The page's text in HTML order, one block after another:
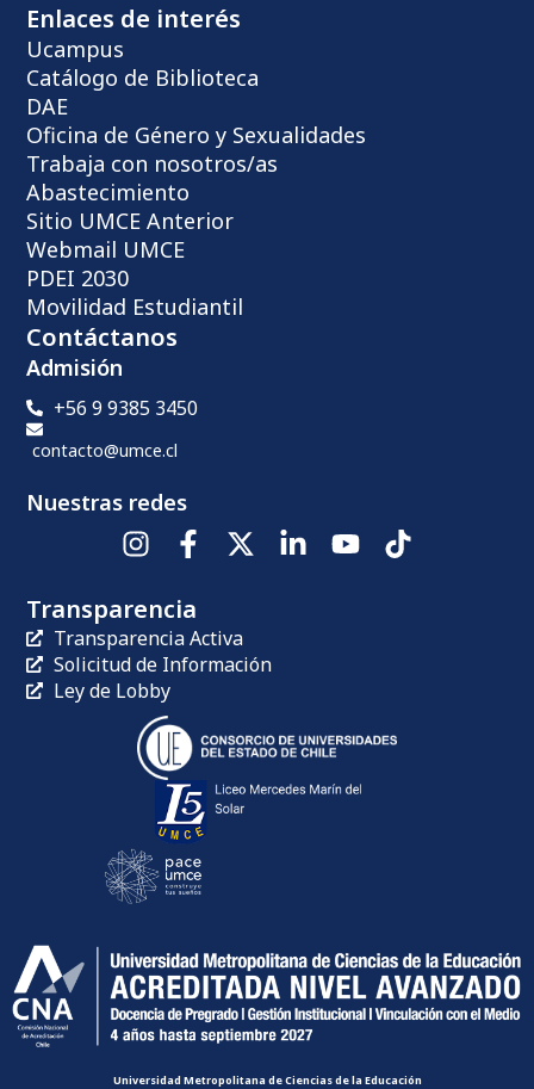
Enlaces de interés
Ucampus
Catálogo de Biblioteca
DAE
Oficina de Género y Sexualidades
Trabaja con nosotros/as
Abastecimiento
Sitio UMCE Anterior
Webmail UMCE
PDEI 2030
Movilidad Estudiantil
Contáctanos
Admisión
+56 9 9385 3450
contacto@umce.cl
Nuestras redes
Transparencia
Transparencia Activa
Solicitud de Información
Ley de Lobby
Universidad Metropolitana de Ciencias de la Educación